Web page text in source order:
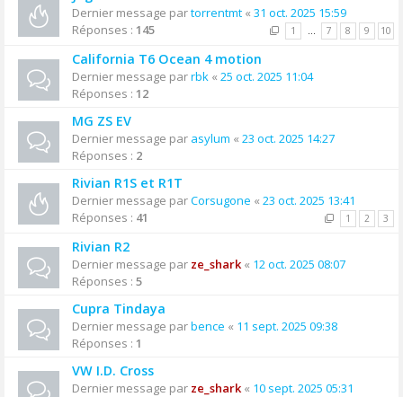
Dernier message partorrentmt « 31 oct. 2025 15:59
Réponses : 145 1 … 7 8 9 10
California T6 Ocean 4 motion
Dernier message parrbk « 25 oct. 2025 11:04
Réponses : 12
MG ZS EV
Dernier message par asylum « 23 oct. 2025 14:27
Réponses : 2
Rivian R1S et R1T
Dernier message parCorsugone « 23 oct. 2025 13:41
Réponses : 41 1 2 3
Rivian R2
Dernier message par ze_shark« 12 oct. 2025 08:07
Réponses : 5
Cupra Tindaya
Dernier message parbence « 11 sept. 2025 09:38
Réponses : 1
VW I.D. Cross
Dernier message par ze_shark« 10 sept. 2025 05:31